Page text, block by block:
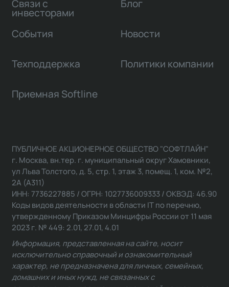
Связи с
инвесторами
Блог
События Новости
Техподдержка Политики компании
Приемная Softline
ПУБЛИЧНОЕ АКЦИОНЕРНОЕ ОБЩЕСТВО "СОФТЛАЙН"
г. Москва, вн.тер. г. муниципальный округ Хамовники,
ул Льва Толстого, д. 5, стр. 1, этаж 3, помещ. 1, ком. №2,
2А (А311)
ИНН: 7736227885 / ОГРН: 1027736009333 / ОКВЭД: 46.90
Коды видов деятельности в области IT по перечню,
утвержденному Приказом Минцифры России от 11 мая
2023 г. № 449: 2.01, 27.01, 4.01
Информация, представленная на сайте, носит
исключительно справочный и ознакомительный
характер, не предназначена для личных, семейных,
домашних и иных нужд, не связанных с